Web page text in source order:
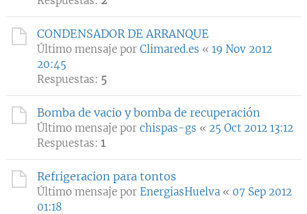
CONDENSADOR DE ARRANQUE
Último mensaje por Climared.es « 19 Nov 2012
20:45
Respuestas: 5
Bomba de vacio y bomba de recuperación
Último mensaje por chispas-gs « 25 Oct 2012 13:12
Respuestas: 1
Refrigeracion para tontos
Último mensaje por EnergiasHuelva « 07 Sep 2012
01:18